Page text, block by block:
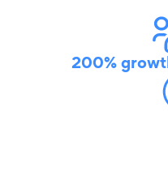
200%